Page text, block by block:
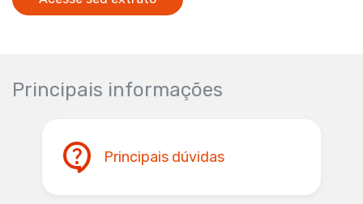
Principais informações
Principais dúvidas